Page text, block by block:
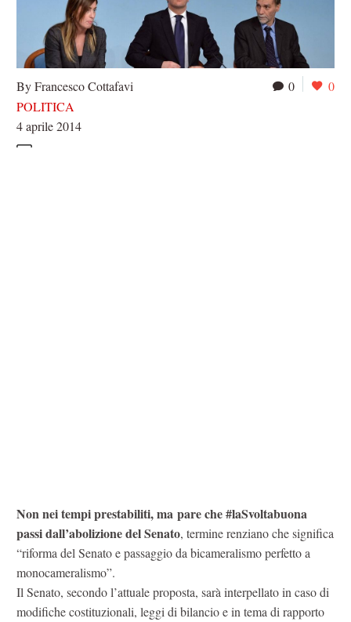
0 0
By Francesco Cottafavi
POLITICA
4 aprile 2014
Non nei tempi prestabiliti, ma pare che #laSvoltabuona
passi dall’abolizione del Senato, termine renziano che significa
“riforma del Senato e passaggio da bicameralismo perfetto a
monocameralismo”.
Il Senato, secondo l’attuale proposta, sarà interpellato in caso di
modifiche costituzionali, leggi di bilancio e in tema di rapporto